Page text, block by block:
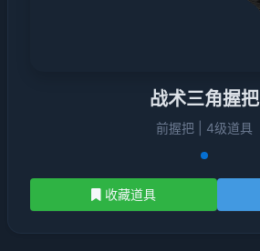
战术三角握把
前握把 | 4级道具
收藏道具